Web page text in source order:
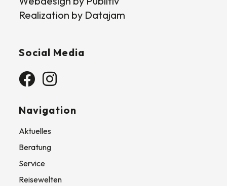
Realization by Datajam
Social Media
Navigation
Aktuelles
Beratung
Service
Reisewelten